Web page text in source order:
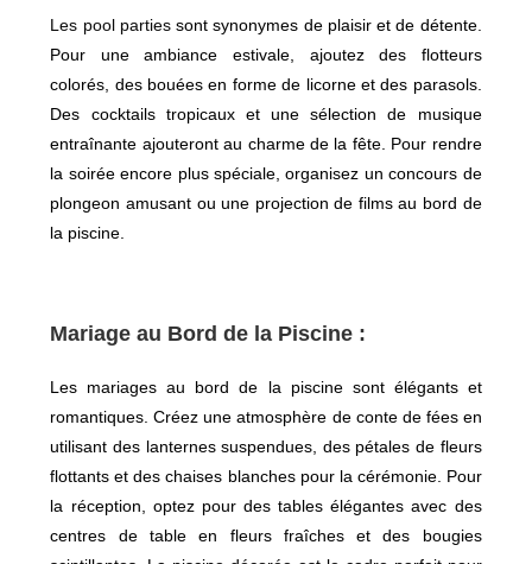
Les pool partiessont synonymes de plaisir et de détente.
Pour une ambiance estivale, ajoutez des flotteurs
colorés, des bouées en forme de licorne et des parasols.
Des cocktails tropicaux et une sélection de musique
entraînante ajouteront au charme de la fête. Pour rendre
la soirée encore plus spéciale, organisez un concours de
plongeon amusant ou une projection de films au bord de
la piscine.
Mariage au Bord de la Piscine :
Les mariages au bord de la piscine sont élégants et
romantiques. Créez une atmosphère de conte de fées en
utilisant des lanternes suspendues, des pétales de fleurs
flottants et des chaises blanches pour la cérémonie. Pour
la réception, optez pour des tables élégantes avec des
centres de table en fleurs fraîches et des bougies